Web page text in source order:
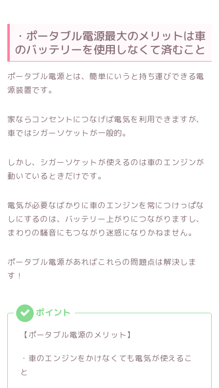
・ポータブル電源最大のメリットは車
のバッテリーを使用しなくて済むこと
ポータブル電源とは、簡単にいうと持ち運びできる電
源装置です。
家ならコンセントにつなげば電気を利用できますが、
車ではシガーソケットが一般的。
しかし、シガーソケットが使えるのは車のエンジンが
動いているときだけです。
電気が必要なばかりに車のエンジンを常につけっぱな
しにするのは、バッテリー上がりにつながりますし、
まわりの騒音にもつながり迷惑になりかねません。
ポータブル電源があればこれらの問題点は解決しま
す！
【ポータブル電源のメリット】
・車のエンジンをかけなくても電気が使えるこ
と